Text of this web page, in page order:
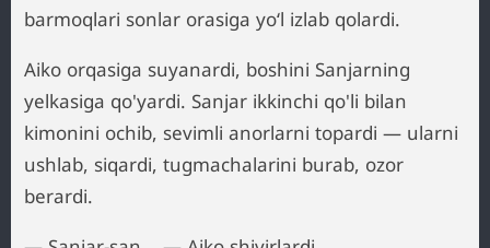
barmoqlari sonlar orasiga yo‘l izlab qolardi.
Aiko orqasiga suyanardi, boshini Sanjarning
yelkasiga qo'yardi. Sanjar ikkinchi qo'li bilan
kimonini ochib, sevimli anorlarni topardi — ularni
ushlab, siqardi, tugmachalarini burab, ozor
berardi.